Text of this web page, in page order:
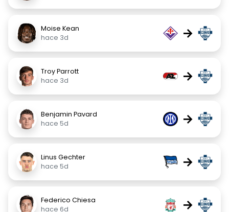
Moise Kean
hace 3d
→
Troy Parrott
hace 3d
→
Benjamin Pavard
hace 5d
→
Linus Gechter
hace 5d
→
Federico Chiesa
hace 6d
→